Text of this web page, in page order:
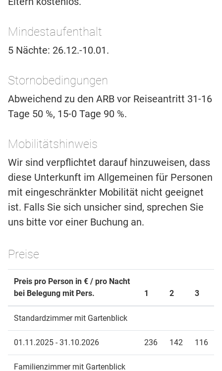
Mindestaufenthalt
5 Nächte: 26.12.-10.01.
Stornobedingungen
Abweichend zu den ARB vor Reiseantritt 31-16
Tage 50 %, 15-0 Tage 90 %.
Mobilitätshinweis
Wir sind verpflichtet darauf hinzuweisen, dass
diese Unterkunft im Allgemeinen für Personen
mit eingeschränkter Mobilität nicht geeignet
ist. Falls Sie sich unsicher sind, sprechen Sie
uns bitte vor einer Buchung an.
Preise
Preis pro Person in € / pro Nacht
bei Belegung mit Pers.
1 2 3
Standardzimmer mit Gartenblick
01.11.2025 - 31.10.2026 236 142 116
Familienzimmer mit Gartenblick